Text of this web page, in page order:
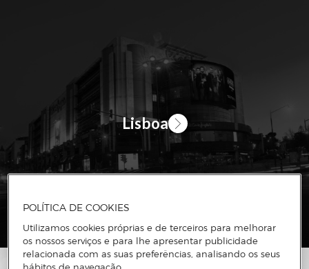
POLÍTICA DE COOKIES
Utilizamos cookies próprias e de terceiros para melhorar
os nossos serviços e para lhe apresentar publicidade
relacionada com as suas preferências, analisando os seus
hábitos de navegação.